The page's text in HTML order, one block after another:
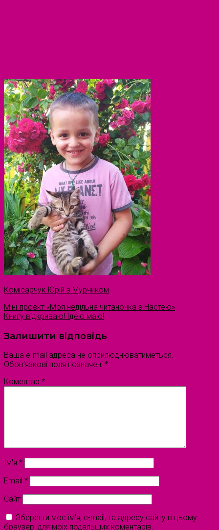
Комісарчук Юрій з Мурчиком
Міні-проєкт «Моя недільна читаночка з Настею»
Книгу відкриваю! Ідею маю!
Залишити відповідь
Ваша e-mail адреса не оприлюднюватиметься.
Обов’язкові поля позначені *
Коментар *
Ім'я *
Email *
Сайт
Зберегти моє ім'я, e-mail, та адресу сайту в цьому
браузері для моїх подальших коментарів.